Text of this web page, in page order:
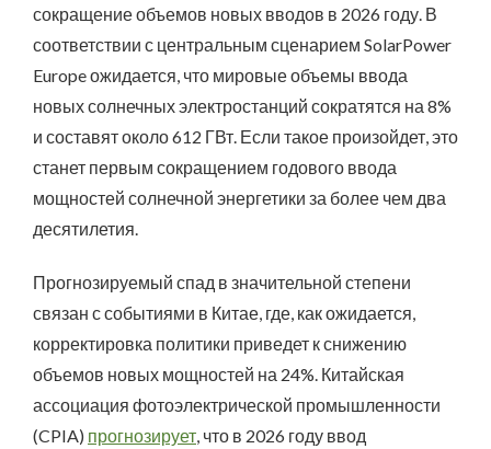
сокращение объемов новых вводов в 2026 году. В
соответствии с центральным сценарием SolarPower
Europe ожидается, что мировые объемы ввода
новых солнечных электростанций сократятся на 8%
и составят около 612 ГВт. Если такое произойдет, это
станет первым сокращением годового ввода
мощностей солнечной энергетики за более чем два
десятилетия.
Прогнозируемый спад в значительной степени
связан с событиями в Китае, где, как ожидается,
корректировка политики приведет к снижению
объемов новых мощностей на 24%. Китайская
ассоциация фотоэлектрической промышленности
(CPIA) прогнозирует, что в 2026 году ввод